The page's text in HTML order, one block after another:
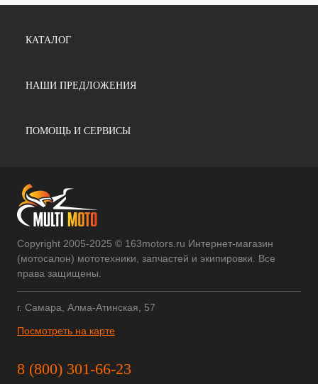
КАТАЛОГ
НАШИ ПРЕДЛОЖЕНИЯ
ПОМОЩЬ И СЕРВИСЫ
Copyright 2005-2025 © 163motors.ru Интернет-магазин
(мотосалон) мототехники, запчастей и экипировки. Все
права защищены.
г. Самара, Алма-Атинская, 57
Посмотреть на карте
8 (800) 301-66-23